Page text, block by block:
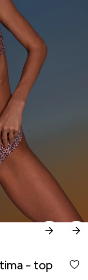
- top